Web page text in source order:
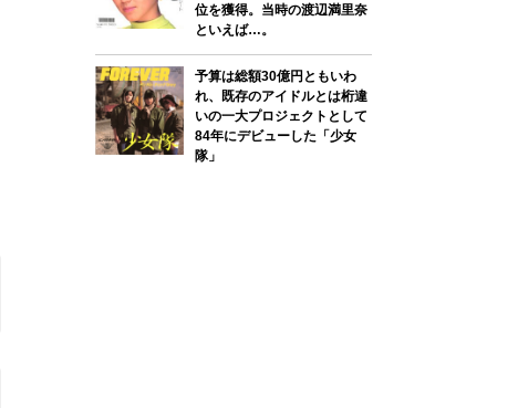
位を獲得。当時の渡辺満里奈
といえば…。
予算は総額30億円ともいわ
れ、既存のアイドルとは桁違
いの一大プロジェクトとして
84年にデビューした「少女
隊」